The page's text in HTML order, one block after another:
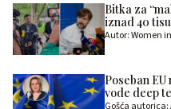
Bitka za
iznad 40
Autor: Women
Poseban
vode deep
Gošća